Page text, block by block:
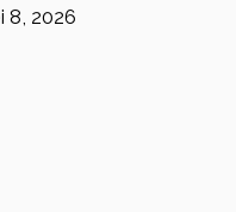
8, 2026